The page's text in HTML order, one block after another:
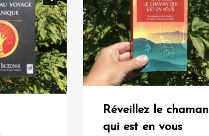
Réveillez le chaman
qui est en vous